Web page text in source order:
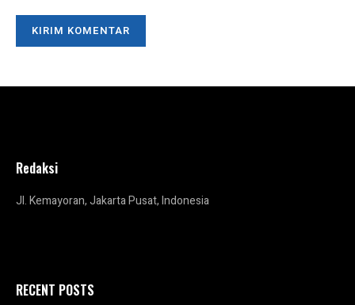
Redaksi
Jl. Kemayoran, Jakarta Pusat, Indonesia
RECENT POSTS